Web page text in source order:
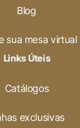
Blog
sua mesa virtual
Links Úteis
Catálogos
exclusivas